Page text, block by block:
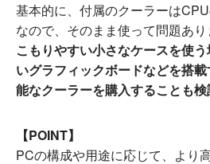
基本的に、付属のクーラーは
なので、そのまま使って問題あり
こもりやすい小さなケースを使
いグラフィックボードなどを搭
能なクーラーを購入することも検
【POINT】
PCの構成や用途に応じて、より